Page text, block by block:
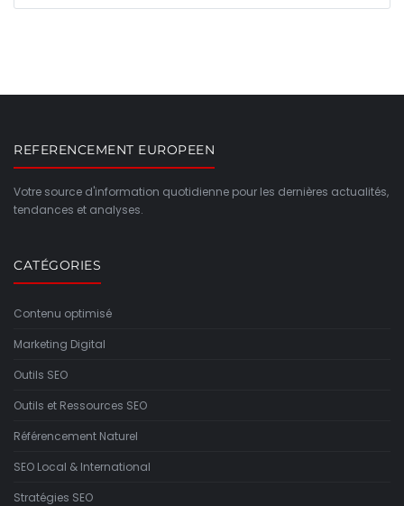
REFERENCEMENT EUROPEEN
Votre source d'information quotidienne pour les dernières actualités,
tendances et analyses.
CATÉGORIES
Contenu optimisé
Marketing Digital
Outils SEO
Outils et Ressources SEO
Référencement Naturel
SEO Local & International
Stratégies SEO